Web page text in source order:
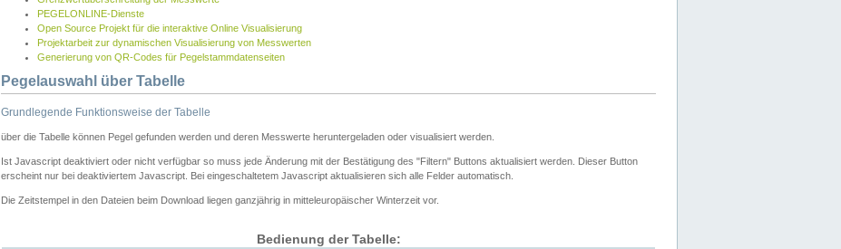
PEGELONLINE-Dienste
Open Source Projekt für die interaktive Online Visualisierung
Projektarbeit zur dynamischen Visualisierung von Messwerten
Generierung von QR-Codes für Pegelstammdatenseiten
Pegelauswahl über Tabelle
Grundlegende Funktionsweise der Tabelle
über die Tabelle können Pegel gefunden werden und deren Messwerte heruntergeladen oder visualisiert werden.
Ist Javascript deaktiviert oder nicht verfügbar so muss jede Änderung mit der Bestätigung des "Filtern" Buttons aktualisiert werden. Dieser Button
erscheint nur bei deaktiviertem Javascript. Bei eingeschaltetem Javascript aktualisieren sich alle Felder automatisch.
Die Zeitstempel in den Dateien beim Download liegen ganzjährig in mitteleuropäischer Winterzeit vor.
Bedienung der Tabelle: